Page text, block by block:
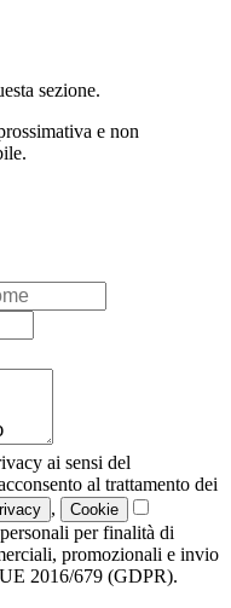
sezione.
e non
ai sensi del
al trattamento dei
, Cookie
per finalità di
promozionali e invio
2016/679 (GDPR).